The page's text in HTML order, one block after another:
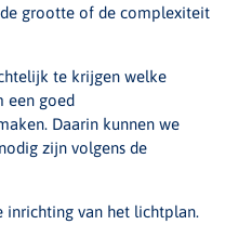
grootte of de complexiteit
te krijgen welke
een goed
Daarin kunnen we
zijn volgens de
inrichting van het lichtplan.